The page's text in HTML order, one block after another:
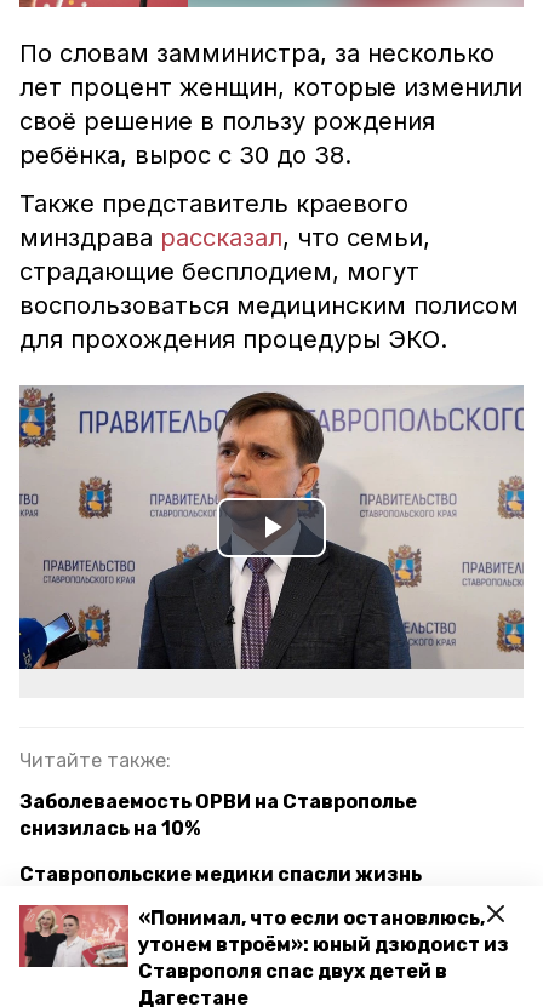
«Понимал, что если остановлюсь,
утонем втроём»: юный дзюдоист из
Ставрополя спас двух детей в
Дагестане
По словам замминистра, за несколько
лет процент женщин, которые изменили
своё решение в пользу рождения
ребёнка, вырос с 30 до 38.
Также представитель краевого
минздрава рассказал, что семьи,
страдающие бесплодием, могут
воспользоваться медицинским полисом
для прохождения процедуры ЭКО.
Play
Video
Читайте также:
Заболеваемость ОРВИ на Ставрополье
снизилась на 10%
Ставропольские медики спасли жизнь
участнику СВО с Кубы
Состязания по тактической медицине провели
для студентов-медиков на Ставрополье